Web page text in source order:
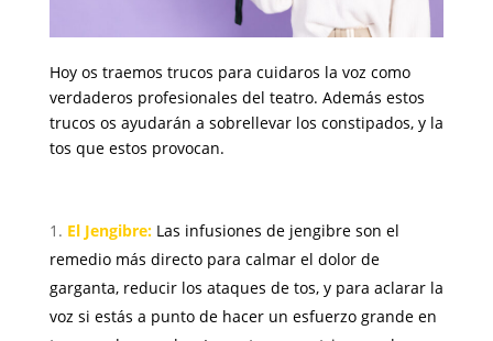
Hoy os traemos trucos para cuidaros la voz como
verdaderos profesionales del teatro. Además estos
trucos os ayudarán a sobrellevar los constipados, y la
tos que estos provocan.
El Jengibre: Las infusiones de jengibre son el
remedio más directo para calmar el dolor de
garganta, reducir los ataques de tos, y para aclarar la
voz si estás a punto de hacer un esfuerzo grande en